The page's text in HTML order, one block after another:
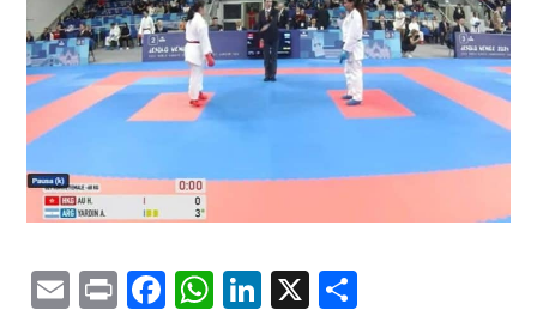
EmailPrintFacebook
WhatsApp
LinkedIn
X